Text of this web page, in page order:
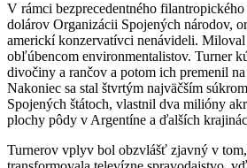
V rámci bezprecedentného
dolárov Organizácii Spojených národov,
americkí konzervatívci nenávideli. Miloval
obľúbencom environmentalistov. Turner
divočiny a rančov a potom ich premenil na
Nakoniec sa stal štvrtým najväčším
Spojených štátoch, vlastnil dva milióny
plochy pôdy v Argentíne a ďalších
Turnerov vplyv bol obzvlášť zjavný v